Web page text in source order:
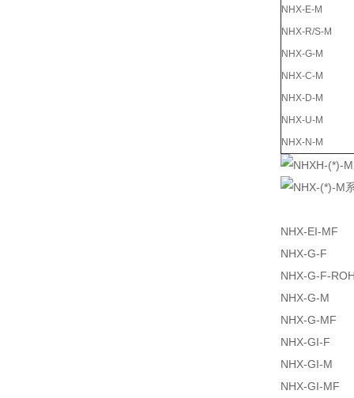
NHX-E-M
NHX-R/S-M
NHX-G-M
NHX-C-M
NHX-D-M
NHX-U-M
NHX-N-M
NHX-EI-MF
NHX-G-F
NHX-G-F-
NHX-G-M
NHX-G-MF
NHX-GI-F
NHX-GI-M
NHX-GI-MF